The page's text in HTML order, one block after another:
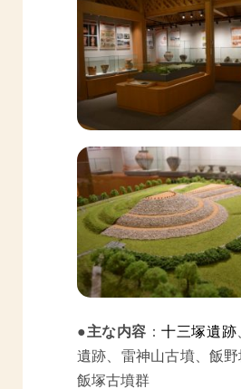
●主な内容 ：十三塚遺跡
遺跡、雷神山古墳、飯
飯塚古墳群